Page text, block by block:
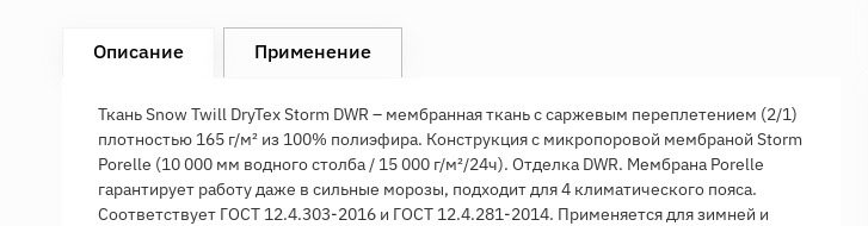
Описание Применение
Ткань Snow Twill DryTex Storm DWR – мембранная ткань с саржевым переплетением (2/1)
плотностью 165 г/м² из 100% полиэфира. Конструкция с микропоровой мембраной Storm
Porelle (10 000 мм водного столба / 15 000 г/м²/24ч). Отделка DWR. Мембрана Porelle
гарантирует работу даже в сильные морозы, подходит для 4 климатического пояса.
Соответствует ГОСТ 12.4.303-2016 и ГОСТ 12.4.281-2014. Применяется для зимней и